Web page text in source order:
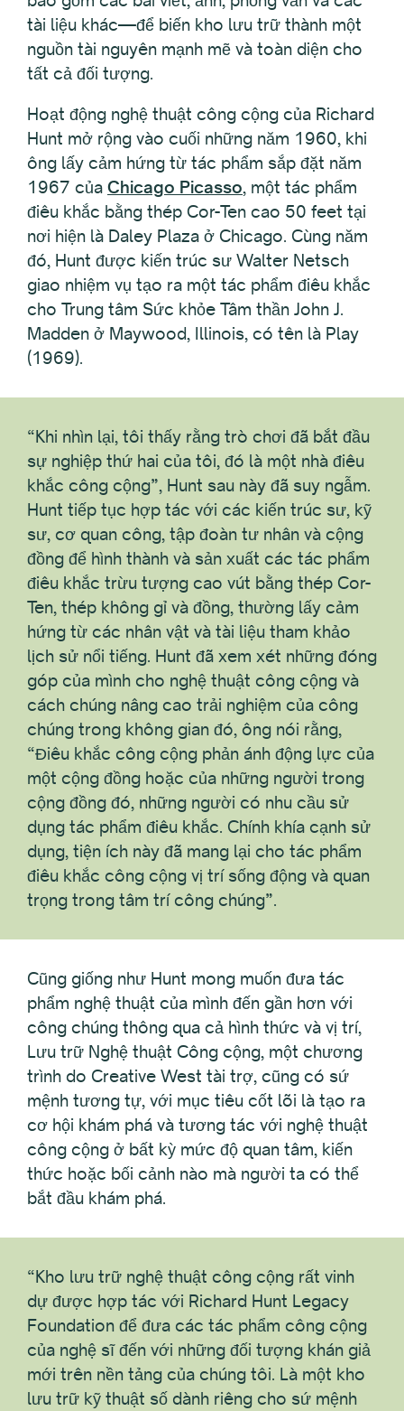
tài liệu khác—để biến kho lưu trữ thành một
nguồn tài nguyên mạnh mẽ và toàn diện cho
tất cả đối tượng.
Hoạt động nghệ thuật công cộng của Richard
Hunt mở rộng vào cuối những năm 1960, khi
ông lấy cảm hứng từ tác phẩm sắp đặt năm
1967 của Chicago Picasso, một tác phẩm
điêu khắc bằng thép Cor-Ten cao 50 feet tại
nơi hiện là Daley Plaza ở Chicago. Cùng năm
đó, Hunt được kiến trúc sư Walter Netsch
giao nhiệm vụ tạo ra một tác phẩm điêu khắc
cho Trung tâm Sức khỏe Tâm thần John J.
Madden ở Maywood, Illinois, có tên là Play
(1969).
“Khi nhìn lại, tôi thấy rằng trò chơi đã bắt đầu
sự nghiệp thứ hai của tôi, đó là một nhà điêu
khắc công cộng”, Hunt sau này đã suy ngẫm.
Hunt tiếp tục hợp tác với các kiến trúc sư, kỹ
sư, cơ quan công, tập đoàn tư nhân và cộng
đồng để hình thành và sản xuất các tác phẩm
điêu khắc trừu tượng cao vút bằng thép Cor-
Ten, thép không gỉ và đồng, thường lấy cảm
hứng từ các nhân vật và tài liệu tham khảo
lịch sử nổi tiếng. Hunt đã xem xét những đóng
góp của mình cho nghệ thuật công cộng và
cách chúng nâng cao trải nghiệm của công
chúng trong không gian đó, ông nói rằng,
“Điêu khắc công cộng phản ánh động lực của
một cộng đồng hoặc của những người trong
cộng đồng đó, những người có nhu cầu sử
dụng tác phẩm điêu khắc. Chính khía cạnh sử
dụng, tiện ích này đã mang lại cho tác phẩm
điêu khắc công cộng vị trí sống động và quan
trọng trong tâm trí công chúng”.
Cũng giống như Hunt mong muốn đưa tác
phẩm nghệ thuật của mình đến gần hơn với
công chúng thông qua cả hình thức và vị trí,
Lưu trữ Nghệ thuật Công cộng, một chương
trình do Creative West tài trợ, cũng có sứ
mệnh tương tự, với mục tiêu cốt lõi là tạo ra
cơ hội khám phá và tương tác với nghệ thuật
công cộng ở bất kỳ mức độ quan tâm, kiến
thức hoặc bối cảnh nào mà người ta có thể
bắt đầu khám phá.
“Kho lưu trữ nghệ thuật công cộng rất vinh
dự được hợp tác với Richard Hunt Legacy
Foundation để đưa các tác phẩm công cộng
của nghệ sĩ đến với những đối tượng khán giả
mới trên nền tảng của chúng tôi. Là một kho
lưu trữ kỹ thuật số dành riêng cho sứ mệnh